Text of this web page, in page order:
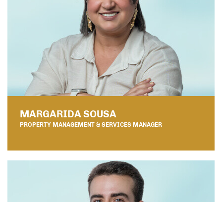
MARGARIDA SOUSA
PROPERTY MANAGEMENT & SERVICES MANAGER